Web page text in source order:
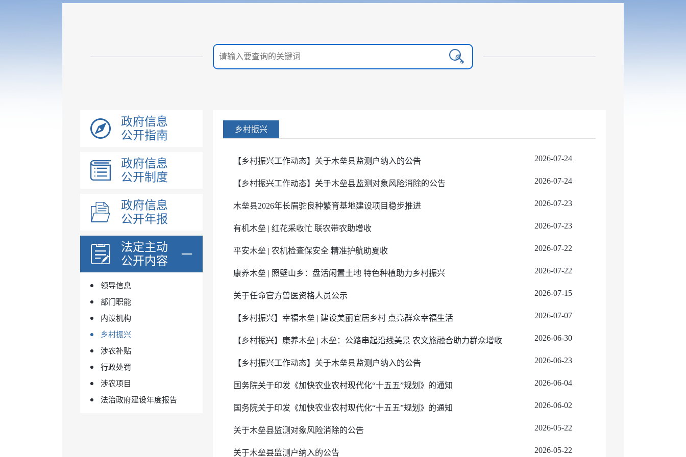
政府信息
公开指南
政府信息
公开制度
政府信息
公开年报
法定主动
公开内容
领导信息
部门职能
内设机构
乡村振兴
涉农补贴
行政处罚
涉农项目
法治政府建设年度报告
乡村振兴
【乡村振兴工作动态】关于木垒县监测户纳入的公告 2026-07-24
【乡村振兴工作动态】关于木垒县监测对象风险消除的公告 2026-07-24
木垒县2026年长眉驼良种繁育基地建设项目稳步推进 2026-07-23
有机木垒 | 红花采收忙 联农带农助增收 2026-07-23
平安木垒 | 农机检查保安全 精准护航助夏收 2026-07-22
康养木垒 | 照壁山乡：盘活闲置土地 特色种植助力乡村振兴 2026-07-22
关于任命官方兽医资格人员公示 2026-07-15
【乡村振兴】幸福木垒 | 建设美丽宜居乡村 点亮群众幸福生活 2026-07-07
【乡村振兴】康养木垒 | 木垒：公路串起沿线美景 农文旅融合助力群众增收 2026-06-30
【乡村振兴工作动态】关于木垒县监测户纳入的公告 2026-06-23
国务院关于印发《加快农业农村现代化“十五五”规划》的通知 2026-06-04
国务院关于印发《加快农业农村现代化“十五五”规划》的通知 2026-06-02
关于木垒县监测对象风险消除的公告 2026-05-22
关于木垒县监测户纳入的公告 2026-05-22